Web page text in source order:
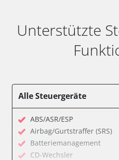
Unterstützte
Alle Steuergeräte
ABS/ASR/ESP
Airbag/Gurtstraffer (SRS)
Batteriemanagement
CD-Wechsler